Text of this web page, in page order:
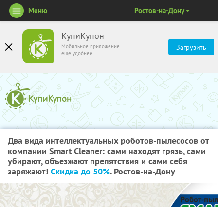
КупиКупон
Мобильное приложение
ещё удобнее
Загрузить
Меню Ростов-на-Дону
Два вида интеллектуальных роботов-пылесосов от
компании Smart Cleaner: сами находят грязь, сами
убирают, объезжают препятствия и сами себя
заряжают! Скидка до 50%. Ростов-на-Дону